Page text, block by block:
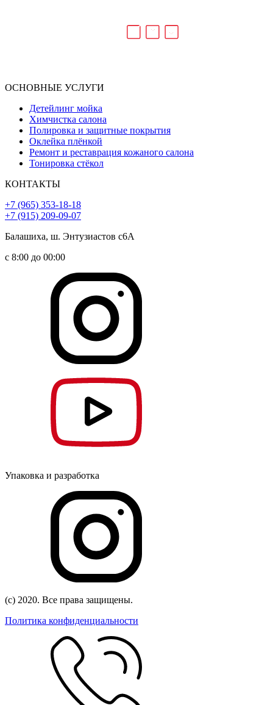
ОСНОВНЫЕ УСЛУГИ
Детейлинг мойка
Химчистка салона
Полировка и защитные покрытия
Оклейка плёнкой
Ремонт и реставрация кожаного салона
Тонировка стёкол
КОНТАКТЫ
+7 (965) 353-18-18
+7 (915) 209-09-07
Балашиха, ш. Энтузиастов с6А
с 8:00 до 00:00
Упаковка и разработка
(с) 2020. Все права защищены.
Политика конфиденциальности